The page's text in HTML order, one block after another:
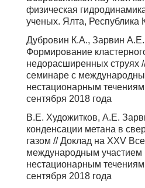
физическая
ученых. Ялта, Республика
Дубровин К.А., Зарвин
Формирование
недорасширенных струях
семинаре с
нестационарным
сентября 2018 года
В.Е. Художитков, А.Е.
конденсации метана в
газом // Доклад на XXV
международным
нестационарным
сентября 2018 года